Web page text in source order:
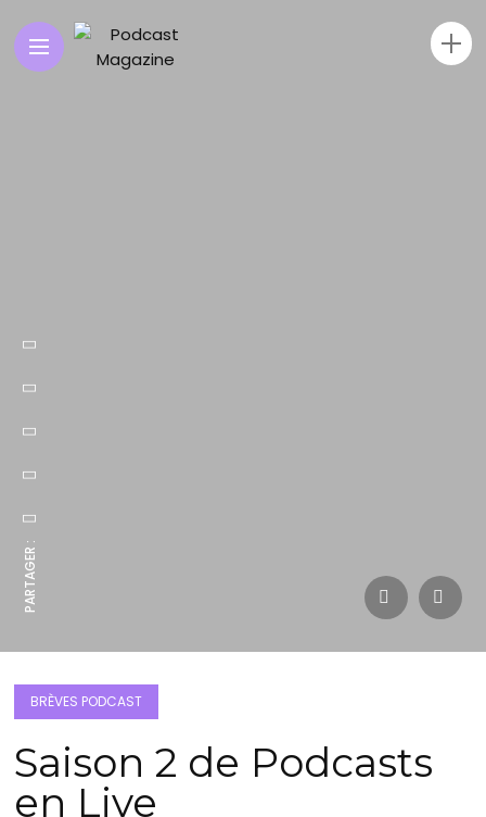
PARTAGER :
BRÈVES PODCAST
Saison 2 de Podcasts
en Live